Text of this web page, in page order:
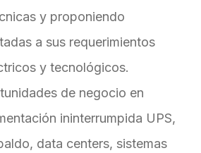
y proponiendo
a sus requerimientos
y tecnológicos.
de negocio en
ininterrumpida UPS,
data centers, sistemas